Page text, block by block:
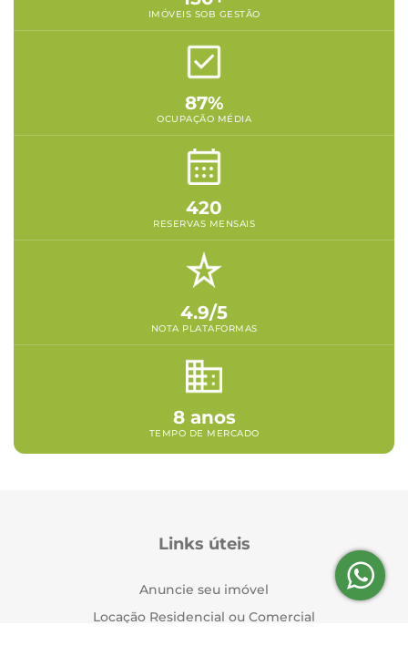
IMÓVEIS SOB GESTÃO
87%
OCUPAÇÃO MÉDIA
420
RESERVAS MENSAIS
4.9/5
NOTA PLATAFORMAS
8 anos
TEMPO DE MERCADO
Links úteis
Anuncie seu imóvel
Locação Residencial ou Comercial